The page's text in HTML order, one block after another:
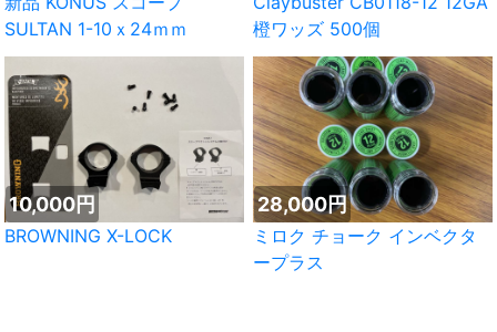
SULTAN 1-10ｘ24ｍｍ
橙ワッズ 500個
10,000円
BROWNING X-LOCK
28,000円
ミロク チョーク インベクタ
ープラス